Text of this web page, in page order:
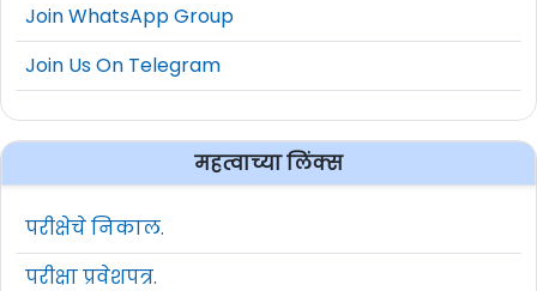
Join WhatsApp Group
Join Us On Telegram
महत्वाच्या लिंक्स
परीक्षेचे निकाल.
परीक्षा प्रवेशपत्र.